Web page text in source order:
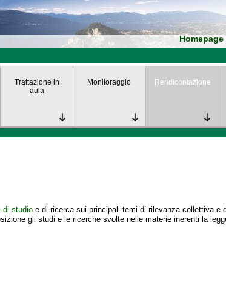
Homepage
Trattazione in
aula
Monitoraggio Rendicontazione
studio e di ricerca sui principali temi di rilevanza collettiva e
gli studi e le ricerche svolte nelle materie inerenti la